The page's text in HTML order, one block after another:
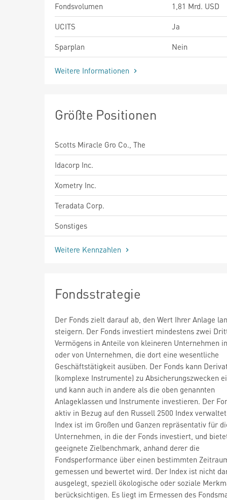
Fondsvolumen
1,81 Mrd. USD
UCITS
Ja
Sparplan
Nein
Weitere Informationen
Größte Positionen
Scotts Miracle Gro Co., The
Idacorp Inc.
Xometry Inc.
Teradata Corp.
Sonstiges
Weitere Kennzahlen
Fondsstrategie
Der Fonds zielt darauf ab, den Wert Ihrer Anlage
steigern. Der Fonds investiert mindestens zwei
Vermögens in Anteile von kleineren Unternehmen
oder von Unternehmen, die dort eine wesentliche
Geschäftstätigkeit ausüben. Der Fonds kann
(komplexe Instrumente) zu Absicherungszwecken
und kann auch in andere als die oben genannten
Anlageklassen und Instrumente investieren. Der
aktiv in Bezug auf den Russell 2500 Index
Index ist im Großen und Ganzen repräsentativ für
Unternehmen, in die der Fonds investiert, und
geeignete Zielbenchmark, anhand derer die
Fondsperformance über einen bestimmten
gemessen und bewertet wird. Der Index ist nicht
ausgelegt, speziell ökologische oder soziale
berücksichtigen. Es liegt im Ermessen des